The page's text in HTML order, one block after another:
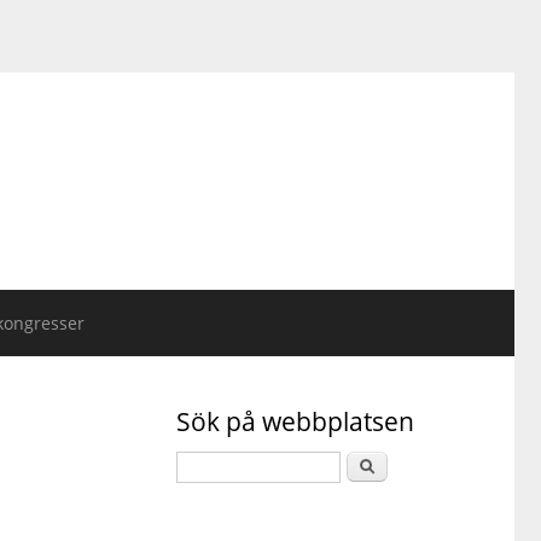
Sök på webbplatsen